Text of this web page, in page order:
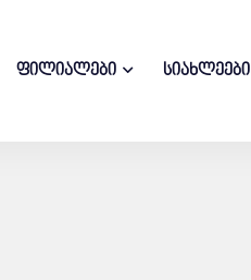
ფილიალები სიახლეები